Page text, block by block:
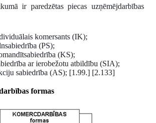
ir paredzētas piecas uzņēmējdarbības
komersants (IK);
(PS);
(KS);
ar ierobežotu atbildību (SIA);
sabiedrība (AS); [1.99.] [2.133]
formas